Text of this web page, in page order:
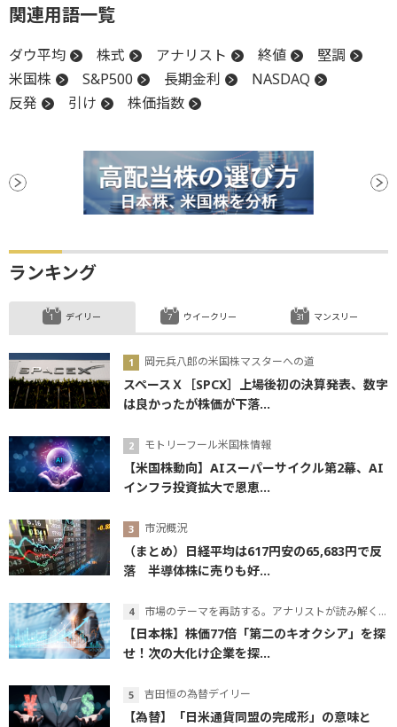
関連用語一覧
ダウ平均 株式 アナリスト 終値
堅調
米国株
S&P500 長期金利
NASDAQ
反発
引け 株価指数
ランキング
デイリー
岡元兵八郎の米国株マスターへの道
スペースＸ［SPCX］上場後初の決算発表、数字
は良かったが株価が下落...
モトリーフール米国株情報
【米国株動向】AIスーパーサイクル第2幕、AI
インフラ投資拡大で恩恵...
市況概況
（まとめ）日経平均は617円安の65,683円で反
落 半導体株に売りも好...
市場のテーマを再訪する。アナリストが読み解くテーマの本質
【日本株】株価77倍「第二のキオクシア」を探
せ！次の大化け企業を探...
吉田恒の為替デイリー
【為替】「日米通貨同盟の完成形」の意味と
ウイークリー マンスリー